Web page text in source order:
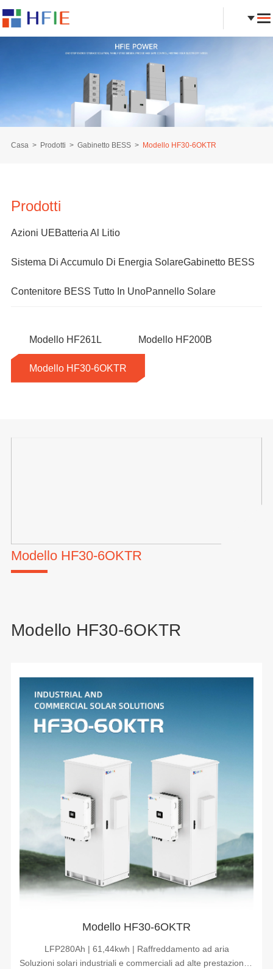
Casa Prodotti Gabinetto BESS Modello HF30-6OKTR
Prodotti
Azioni UEBatteria Al Litio
Sistema Di Accumulo Di Energia SolareGabinetto BESS
Contenitore BESS Tutto In UnoPannello Solare
Modello HF261L Modello HF200B
Modello HF30-6OKTR
Modello HF30-6OKTR
Modello HF30-6OKTR
Modello HF30-6OKTR
LFP280Ah | 61,44kwh | Raffreddamento ad aria
Soluzioni solari industriali e commerciali ad alte prestazioni | Sistemi energetici scalabili per le aziende